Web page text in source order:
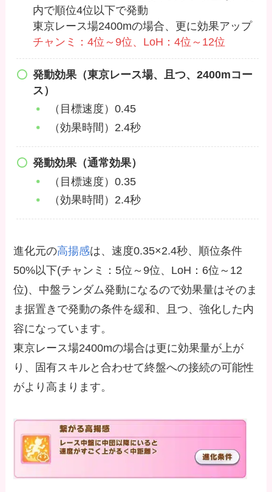
内で順位4位以下で発動
東京レース場2400mの場合、更に効果アップ
チャンミ：4位～9位、LoH：4位～12位
発動効果（東京レース場、且つ、2400mコー
ス）
（目標速度）0.45
（効果時間）2.4秒
発動効果（通常効果）
（目標速度）0.35
（効果時間）2.4秒
進化元の高揚感は、速度0.35×2.4秒、順位条件
50%以下(チャンミ：5位～9位、LoH：6位～12
位)、中盤ランダム発動になるので効果量はそのま
ま据置きで発動の条件を緩和、且つ、強化した内
容になっています。
東京レース場2400mの場合は更に効果量が上が
り、固有スキルと合わせて終盤への接続の可能性
がより高まります。